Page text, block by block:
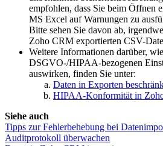
empfohlen, dass Sie beim Öffnen
MS Excel auf Warnungen zu
Bitte sehen Sie davon ab,
Zoho CRM exportierten CSV-
Weitere Informationen darüber,
DSGVO-/HIPAA-bezogenen
auswirken, finden Sie unter:
Daten in Exporten
HIPAA-Konformität in
Siehe auch
Tipps zur Fehlerbehebung bei
Auditprotokoll überwachen